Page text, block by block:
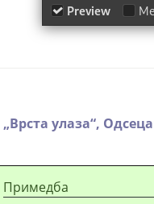
„Врста улаза“,
Примедба